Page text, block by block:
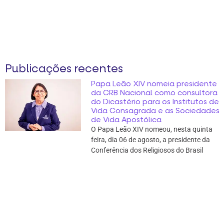
Publicações recentes
Papa Leão XIV nomeia presidente
da CRB Nacional como consultora
do Dicastério para os Institutos de
Vida Consagrada e as Sociedades
de Vida Apostólica
O Papa Leão XIV nomeou, nesta quinta
feira, dia 06 de agosto, a presidente da
Conferência dos Religiosos do Brasil